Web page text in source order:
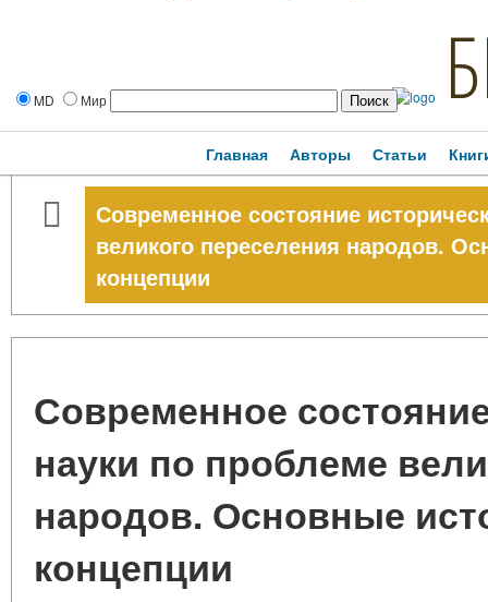
MD Мир
Главная Авторы Статьи
Современное состояние
великого переселения народов.
концепции
Современное
науки по проблеме
народов. Основные
концепции